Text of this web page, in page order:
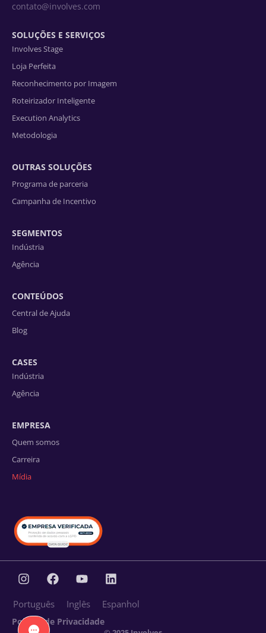
contato@involves.com
SOLUÇÕES E SERVIÇOS
Involves Stage
Loja Perfeita
Reconhecimento por Imagem
Roteirizador Inteligente
Execution Analytics
Metodologia
OUTRAS SOLUÇÕES
Programa de parceria
Campanha de Incentivo
SEGMENTOS
Indústria
Agência
CONTEÚDOS
Central de Ajuda
Blog
CASES
Indústria
Agência
EMPRESA
Quem somos
Carreira
Mídia
Política de Privacidade
Português Inglês Espanhol